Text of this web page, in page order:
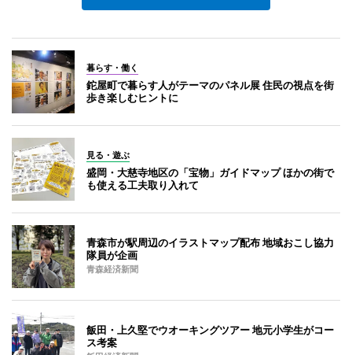
暮らす・働く
鉈屋町で暮らす人がテーマのパネル展 住民の視点を街
歩き楽しむヒントに
見る・遊ぶ
盛岡・大慈寺地区の「宝物」ガイドマップ ほかの街で
も使える工夫取り入れて
青森市が駅周辺のイラストマップ配布 地域おこし協力
隊員が企画
青森経済新聞
飯田・上久堅でウオーキングツアー 地元小学生がコー
ス考案